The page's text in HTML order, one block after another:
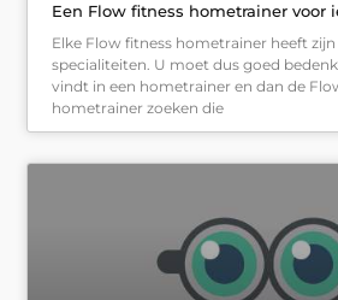
Een Flow fitness hometrainer voor
Elke Flow fitness hometrainer heeft
specialiteiten. U moet dus goed
vindt in een hometrainer en dan de
hometrainer zoeken die